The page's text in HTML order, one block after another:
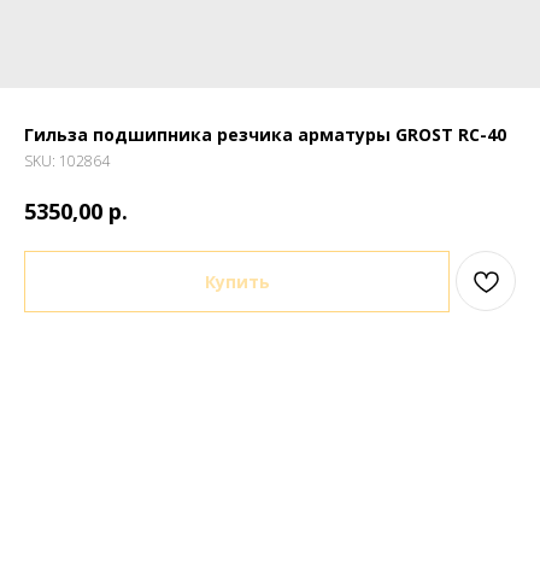
Гильза подшипника резчика арматуры GROST RC-40
SKU: 102864
5350,00 р.
Купить